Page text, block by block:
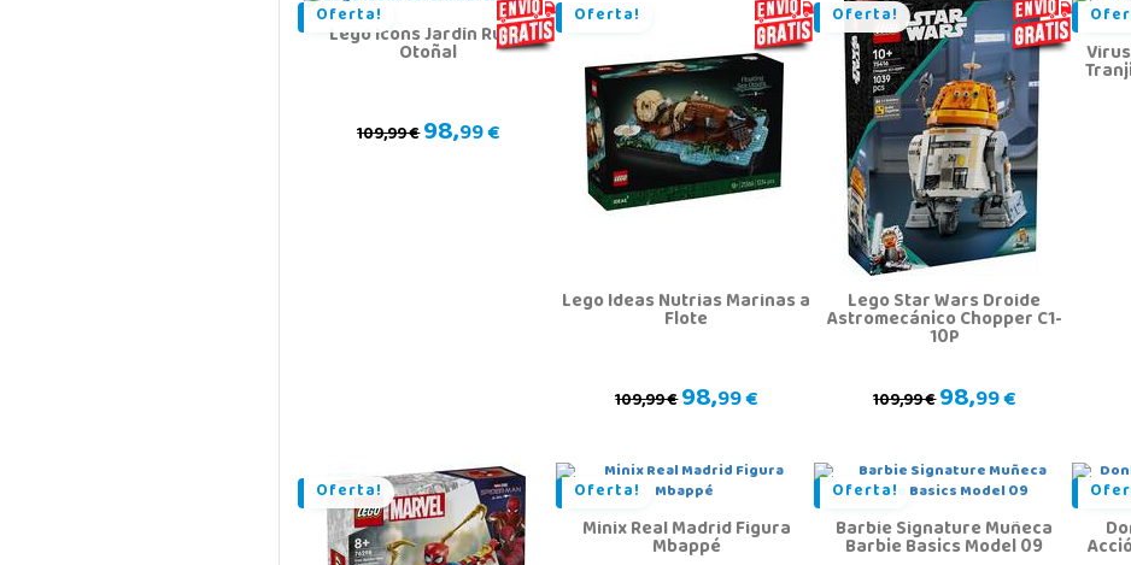
Oferta!
Lego Icons Jardín Rural
Otoñal
109,99 €98,99 €
Oferta!
Lego Ideas Nutrias Marinas a
Flote
109,99 €98,99 €
Oferta!
Lego Star Wars Droide
Astromecánico Chopper C1-
10P
109,99 €98,99 €
Oferta! Oferta!
Minix Real Madrid Figura
Mbappé
Oferta!
Barbie Signature Muñeca
Barbie Basics Model 09